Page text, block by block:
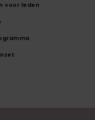
voor leden